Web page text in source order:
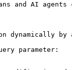
and AI
by
parameter: